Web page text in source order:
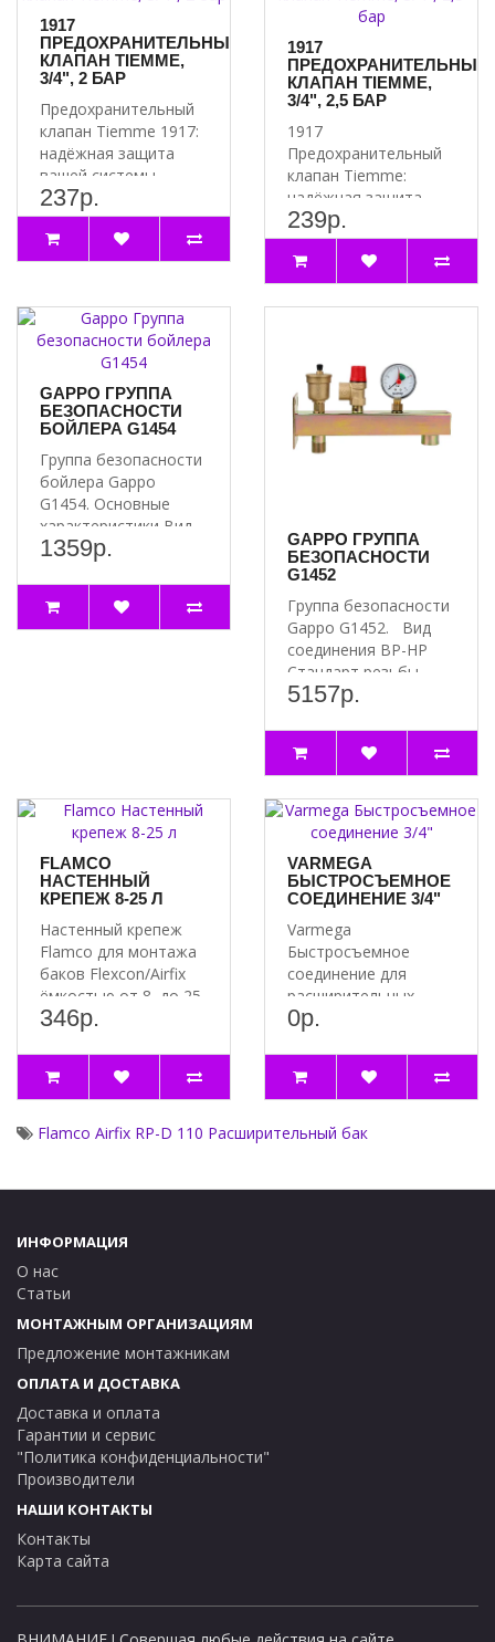
1917
ПРЕДОХРАНИТЕЛЬНЫЙ
КЛАПАН TIEMME,
3/4", 2 БАР
Предохранительный
клапан Tiemme 1917:
надёжная защита
вашей системы
Почему стоит
выбрать
предохранит..
237р.
1917
ПРЕДОХРАНИТЕЛЬНЫЙ
КЛАПАН TIEMME,
3/4", 2,5 БАР
1917
Предохранительный
клапан Tiemme:
надёжная защита
вашей системы
Почему стоит
выбрать 1917
Предох..
239р.
GAPPO ГРУППА
БЕЗОПАСНОСТИ
БОЙЛЕРА G1454
Группа безопасности
бойлера Gappo
G1454. Основные
характеристики Вид
соединения ВР-НР ..
1359р.
GAPPO ГРУППА
БЕЗОПАСНОСТИ
G1452
Группа безопасности
Gappo G1452. Вид
соединения ВР-НР
Стандарт резьбы ..
5157р.
FLAMCO
НАСТЕННЫЙ
КРЕПЕЖ 8-25 Л
Настенный крепеж
Flamco для монтажа
баков Flexcon/Airfix
ёмкостью от 8 до 25
литров, Имее..
346р.
VARMEGA
БЫСТРОСЪЕМНОЕ
СОЕДИНЕНИЕ 3/4"
Varmega
Быстросъемное
соединение для
расширительных
баков - размер 3/4" -
0р.
Flamco Airfix RP-D 110 Расширительный бак
ИНФОРМАЦИЯ
О нас
Статьи
МОНТАЖНЫМ ОРГАНИЗАЦИЯМ
Предложение монтажникам
ОПЛАТА И ДОСТАВКА
Доставка и оплата
Гарантии и сервис
"Политика конфиденциальности"
Производители
НАШИ КОНТАКТЫ
Контакты
Карта сайта